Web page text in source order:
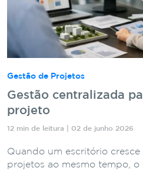
Gestão de Projetos
Gestão centralizada
projeto
12 min de leitura | 02 de junho 2026
Quando um escritório cresce
projetos ao mesmo tempo,